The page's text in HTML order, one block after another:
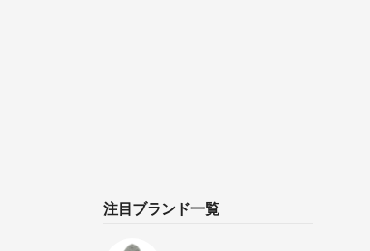
注目ブランド一覧